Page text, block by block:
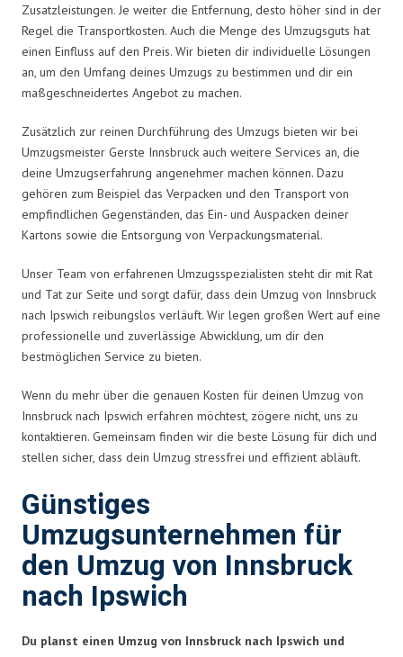
Zusatzleistungen. Je weiter die Entfernung, desto höher sind in der
Regel die Transportkosten. Auch die Menge des Umzugsguts hat
einen Einfluss auf den Preis. Wir bieten dir individuelle Lösungen
an, um den Umfang deines Umzugs zu bestimmen und dir ein
maßgeschneidertes Angebot zu machen.
Zusätzlich zur reinen Durchführung des Umzugs bieten wir bei
Umzugsmeister Gerste Innsbruck auch weitere Services an, die
deine Umzugserfahrung angenehmer machen können. Dazu
gehören zum Beispiel das Verpacken und den Transport von
empfindlichen Gegenständen, das Ein- und Auspacken deiner
Kartons sowie die Entsorgung von Verpackungsmaterial.
Unser Team von erfahrenen Umzugsspezialisten steht dir mit Rat
und Tat zur Seite und sorgt dafür, dass dein Umzug von Innsbruck
nach Ipswich reibungslos verläuft. Wir legen großen Wert auf eine
professionelle und zuverlässige Abwicklung, um dir den
bestmöglichen Service zu bieten.
Wenn du mehr über die genauen Kosten für deinen Umzug von
Innsbruck nach Ipswich erfahren möchtest, zögere nicht, uns zu
kontaktieren. Gemeinsam finden wir die beste Lösung für dich und
stellen sicher, dass dein Umzug stressfrei und effizient abläuft.
Günstiges
Umzugsunternehmen für
den Umzug von Innsbruck
nach Ipswich
Du planst einen Umzug von Innsbruck nach Ipswich und